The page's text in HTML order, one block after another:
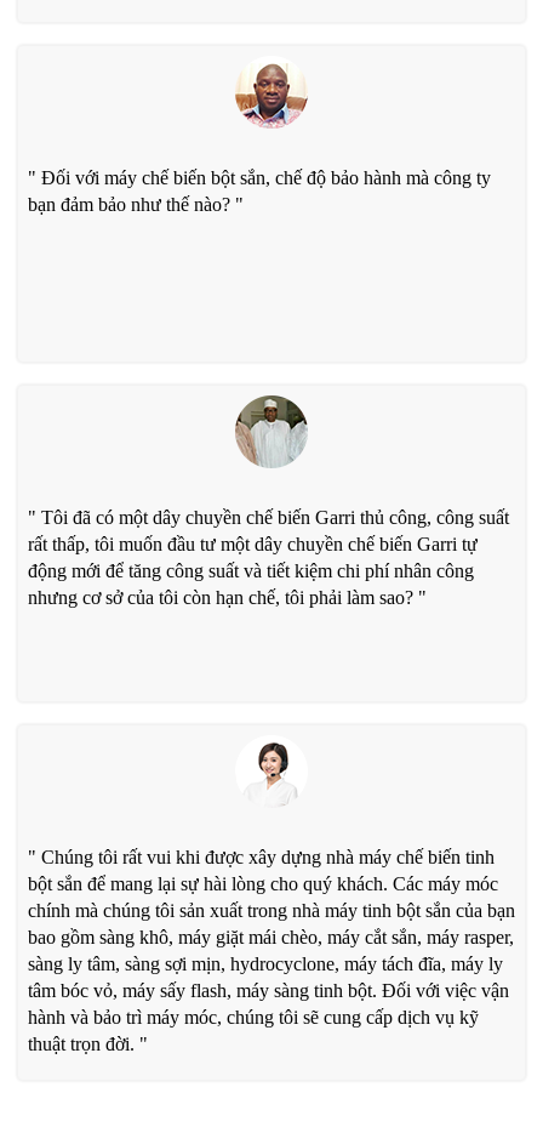
" Đối với máy chế biến bột sắn, chế độ bảo hành mà công ty
bạn đảm bảo như thế nào? "
" Tôi đã có một dây chuyền chế biến Garri thủ công, công suất
rất thấp, tôi muốn đầu tư một dây chuyền chế biến Garri tự
động mới để tăng công suất và tiết kiệm chi phí nhân công
nhưng cơ sở của tôi còn hạn chế, tôi phải làm sao? "
" Chúng tôi rất vui khi được xây dựng nhà máy chế biến tinh
bột sắn để mang lại sự hài lòng cho quý khách. Các máy móc
chính mà chúng tôi sản xuất trong nhà máy tinh bột sắn của bạn
bao gồm sàng khô, máy giặt mái chèo, máy cắt sắn, máy rasper,
sàng ly tâm, sàng sợi mịn, hydrocyclone, máy tách đĩa, máy ly
tâm bóc vỏ, máy sấy flash, máy sàng tinh bột. Đối với việc vận
hành và bảo trì máy móc, chúng tôi sẽ cung cấp dịch vụ kỹ
thuật trọn đời. "